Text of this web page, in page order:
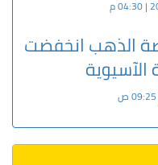
الذهب انخفضت
الآسيوية